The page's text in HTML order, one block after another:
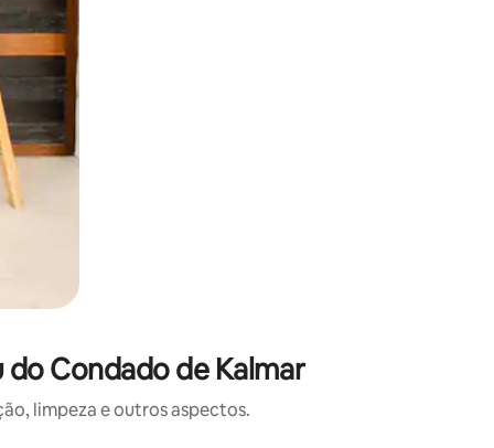
Condado de Kalmar
limpeza e outros aspectos.